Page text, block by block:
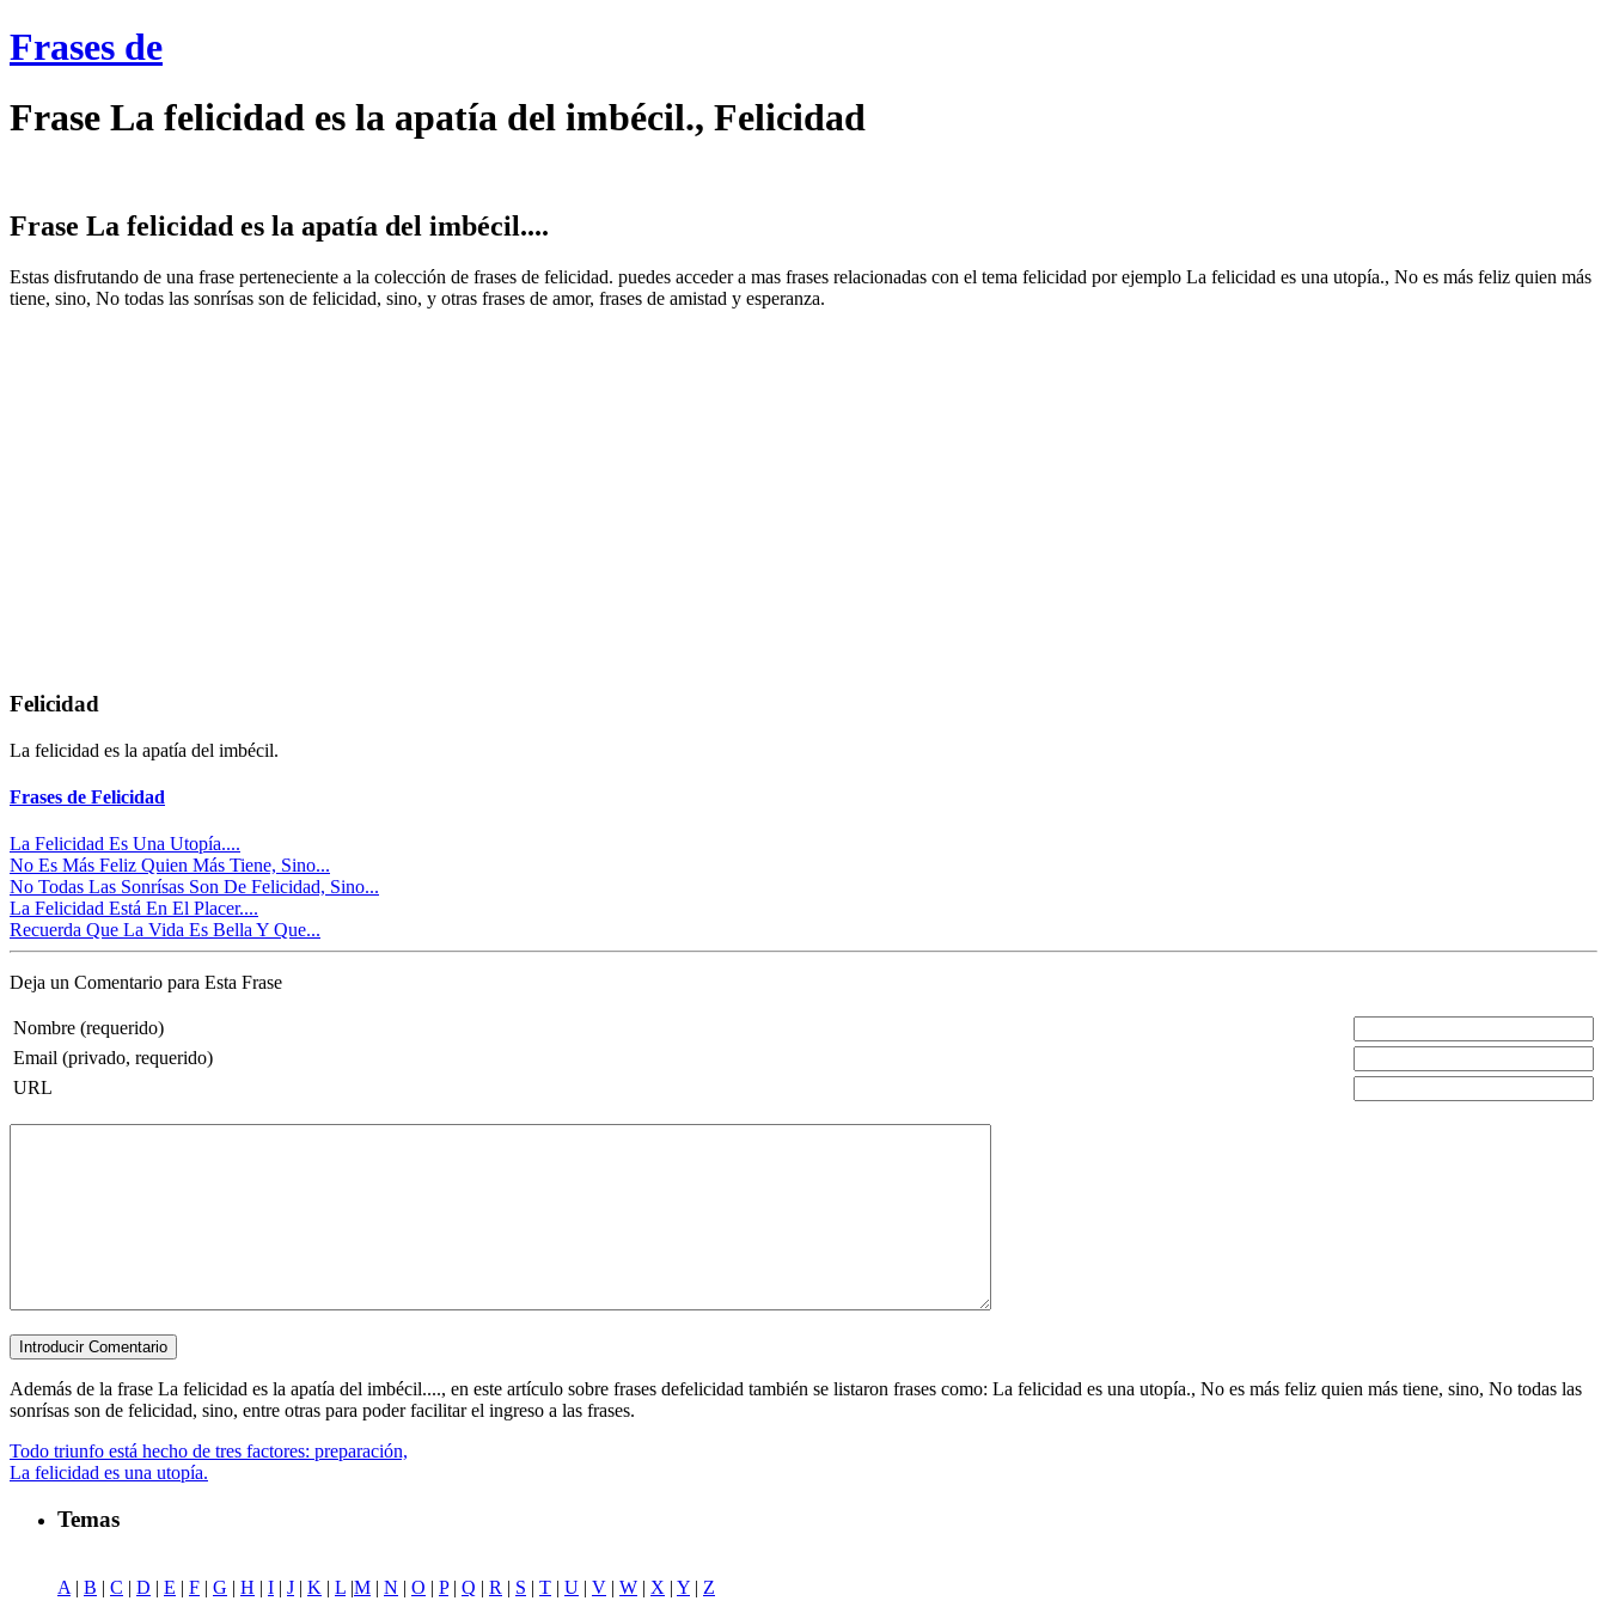
Frases de
Frase La felicidad es la apatía del imbécil., Felicidad
Frase La felicidad es la apatía del imbécil....
Estas disfrutando de una frase perteneciente a la colección de frases de felicidad. puedes acceder a mas frases relacionadas con el tema felicidad por ejemplo La felicidad es una utopía., No es más feliz quien más
tiene, sino, No todas las sonrísas son de felicidad, sino, y otras frases de amor, frases de amistad y esperanza.
Felicidad
La felicidad es la apatía del imbécil.
Frases de Felicidad
La Felicidad Es Una Utopía....
No Es Más Feliz Quien Más Tiene, Sino...
No Todas Las Sonrísas Son De Felicidad, Sino...
La Felicidad Está En El Placer....
Recuerda Que La Vida Es Bella Y Que...
Deja un Comentario para Esta Frase
Nombre (requerido)
Email (privado, requerido)
URL
Además de la frase La felicidad es la apatía del imbécil...., en este artículo sobre frases defelicidad también se listaron frases como: La felicidad es una utopía., No es más feliz quien más tiene, sino, No todas las
sonrísas son de felicidad, sino, entre otras para poder facilitar el ingreso a las frases.
Todo triunfo está hecho de tres factores: preparación,
La felicidad es una utopía.
Temas
A | B | C | D | E | F | G | H | I | J | K | L |M | N | O | P| Q | R | S | T | U | V | W | X | Y | Z